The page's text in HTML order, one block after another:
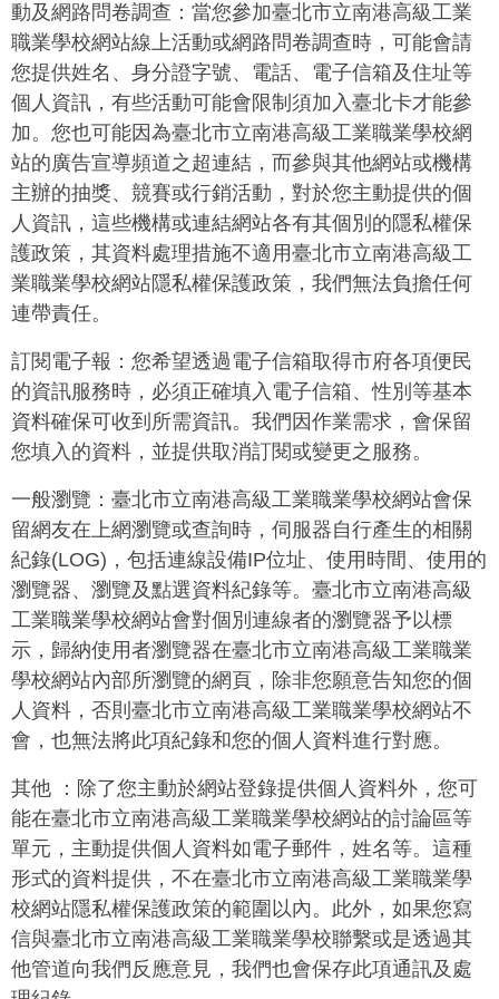
動及網路問卷調查：當您參加臺北市立南港高級工業
職業學校網站線上活動或網路問卷調查時，可能會請
您提供姓名、身分證字號、電話、電子信箱及住址等
個人資訊，有些活動可能會限制須加入臺北卡才能參
加。您也可能因為臺北市立南港高級工業職業學校網
站的廣告宣導頻道之超連結，而參與其他網站或機構
主辦的抽獎、競賽或行銷活動，對於您主動提供的個
人資訊，這些機構或連結網站各有其個別的隱私權保
護政策，其資料處理措施不適用臺北市立南港高級工
業職業學校網站隱私權保護政策，我們無法負擔任何
連帶責任。
訂閱電子報：您希望透過電子信箱取得市府各項便民
的資訊服務時，必須正確填入電子信箱、性別等基本
資料確保可收到所需資訊。我們因作業需求，會保留
您填入的資料，並提供取消訂閱或變更之服務。
一般瀏覽：臺北市立南港高級工業職業學校網站會保
留網友在上網瀏覽或查詢時，伺服器自行產生的相關
紀錄(LOG) ，包括連線設備IP位址、使用時間、使用的
瀏覽器、瀏覽及點選資料紀錄等。臺北市立南港高級
工業職業學校網站會對個別連線者的瀏覽器予以標
示，歸納使用者瀏覽器在臺北市立南港高級工業職業
學校網站內部所瀏覽的網頁，除非您願意告知您的個
人資料，否則臺北市立南港高級工業職業學校網站不
會，也無法將此項紀錄和您的個人資料進行對應。
其他
：除了您主動於網站登錄提供個人資料外，您可
能在臺北市立南港高級工業職業學校網站的討論區等
單元，主動提供個人資料如電子郵件，姓名等。這種
形式的資料提供，不在臺北市立南港高級工業職業學
校網站隱私權保護政策的範圍以內。此外，如果您寫
信與臺北市立南港高級工業職業學校聯繫或是透過其
他管道向我們反應意見，我們也會保存此項通訊及處